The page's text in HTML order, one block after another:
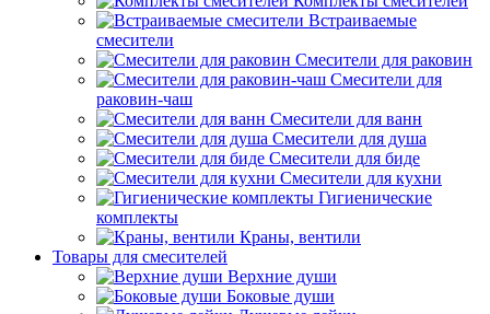
Встраиваемые
смесители
Смесители для раковин
Смесители для
раковин-чаш
Смесители для ванн
Смесители для душа
Смесители для биде
Смесители для кухни
Гигиенические
комплекты
Краны, вентили
Товары для смесителей
Верхние души
Боковые души